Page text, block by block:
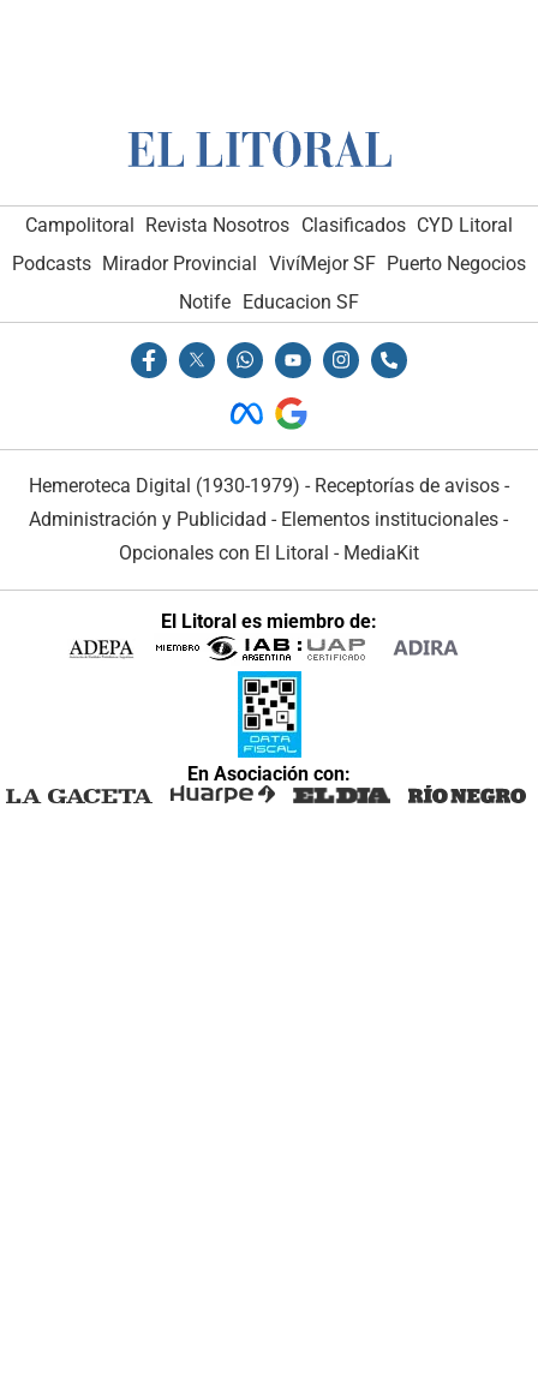
Campolitoral Revista Nosotros Clasificados CYD Litoral
Podcasts Mirador Provincial VivíMejor SF Puerto Negocios
Notife Educacion SF
Hemeroteca Digital (1930-1979) - Receptorías de avisos -
Administración y Publicidad - Elementos institucionales -
Opcionales con El Litoral - MediaKit
El Litoral es miembro de:
En Asociación con: